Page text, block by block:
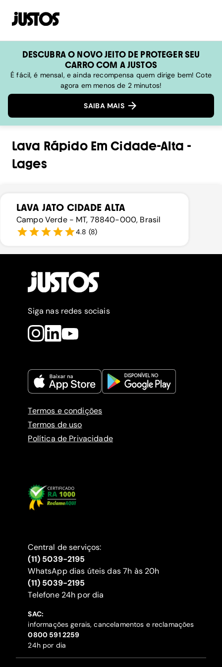
DESCUBRA O NOVO JEITO DE PROTEGER SEU
CARRO COM A JUSTOS
É fácil, é mensal, e ainda recompensa quem dirige bem! Cote
agora em menos de 2 minutos!
SAIBA MAIS
Lava RápidoEmCidade-Alta -
Lages
LAVA JATO CIDADE ALTA
Campo Verde - MT, 78840-000, Brasil
4.8 (8)
Siga nas redes sociais
Termos e condições
Termos de uso
Política de Privacidade
Central de serviços:
(11) 5039-2195
WhatsApp dias úteis das 7h às 20h
(11) 5039-2195
‍Telefone 24h por dia
SAC:
informações gerais, cancelamentos e reclamações
‍0800 591 2259
24h por dia